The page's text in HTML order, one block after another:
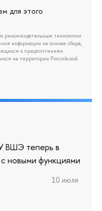
для этого
технологии
информации на основе сбора,
к предпочтениям
на территории Российской
ВШЭ теперь в
новыми функциями
10 июля